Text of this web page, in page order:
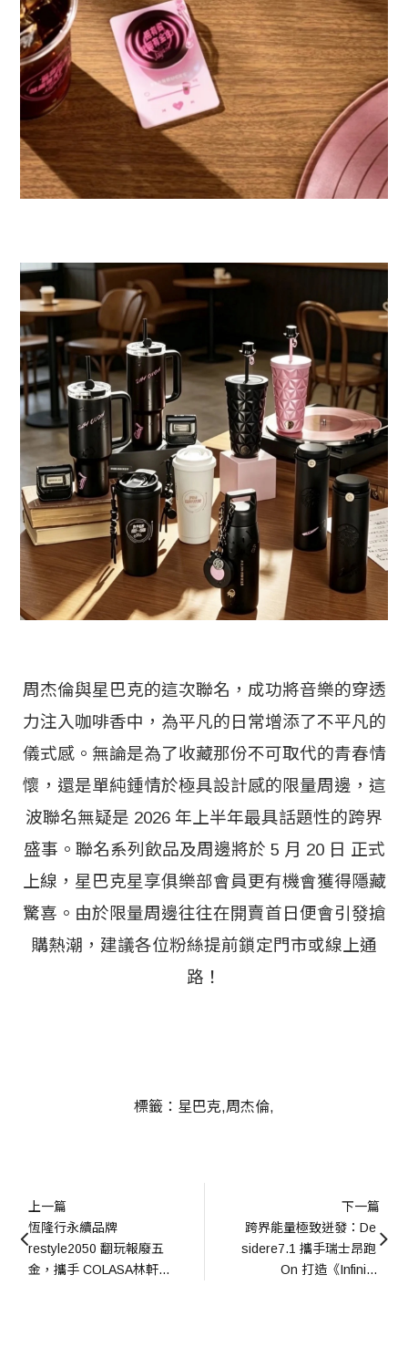
周杰倫與星巴克的這次聯名，成功將音樂的穿透
力注入咖啡香中，為平凡的日常增添了不平凡的
儀式感。無論是為了收藏那份不可取代的青春情
懷，還是單純鍾情於極具設計感的限量周邊，這
波聯名無疑是 2026 年上半年最具話題性的跨界
盛事。聯名系列飲品及周邊將於 5 月 20 日 正式
上線，星巴克星享俱樂部會員更有機會獲得隱藏
驚喜。由於限量周邊往往在開賣首日便會引發搶
購熱潮，建議各位粉絲提前鎖定門市或線上通
路！
標籤： 星巴克 周杰倫
上一篇
恆隆行永續品牌
restyle2050 翻玩報廢五
金，攜手 COLASA林軒
下一篇
跨界能量極致迸發：De
sidere7.1 攜手瑞士昂跑
On 打造《Infinity